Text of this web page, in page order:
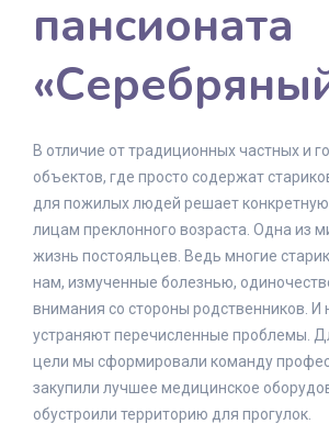
пансионата
В отличие от традиционных частных и
объектов, где просто содержат
для пожилых людей решает
лицам преклонного возраста. Одна из
жизнь постояльцев. Ведь многие
нам, измученные болезнью,
внимания со стороны родственников. И
устраняют перечисленные проблемы.
цели мы сформировали команду
закупили лучшее медицинское
обустроили территорию для прогулок.